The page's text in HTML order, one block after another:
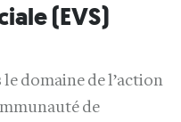
(EVS)
domaine de l’action
de